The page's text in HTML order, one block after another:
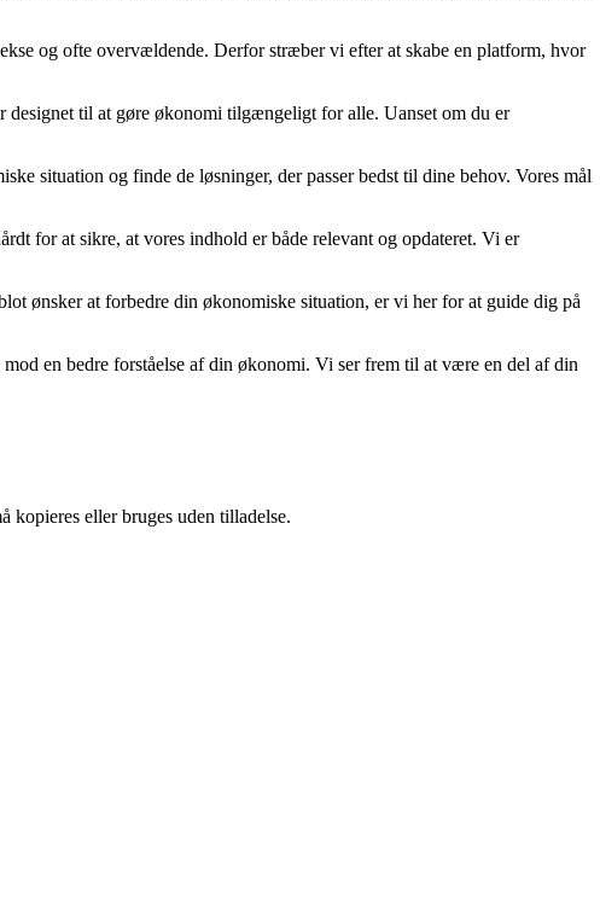
og ofte overvældende. Derfor stræber vi efter at skabe en platform, hvor
til at gøre økonomi tilgængeligt for alle. Uanset om du er
situation og finde de løsninger, der passer bedst til dine behov. Vores mål
for at sikre, at vores indhold er både relevant og opdateret. Vi er
ønsker at forbedre din økonomiske situation, er vi her for at guide dig på
en bedre forståelse af din økonomi. Vi ser frem til at være en del af din
eller bruges uden tilladelse.